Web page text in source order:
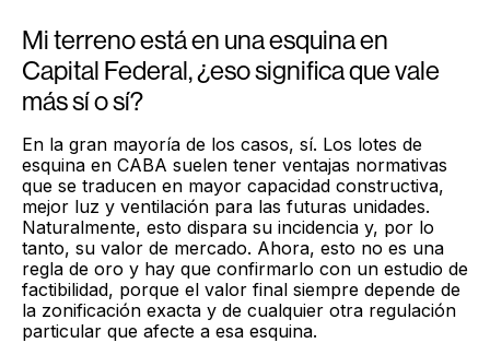
Mi terreno está en una esquina en
Capital Federal, ¿eso significa que vale
más sí o sí?
En la gran mayoría de los casos, sí. Los lotes de
esquina en CABA suelen tener ventajas normativas
que se traducen en mayor capacidad constructiva,
mejor luz y ventilación para las futuras unidades.
Naturalmente, esto dispara su incidencia y, por lo
tanto, su valor de mercado. Ahora, esto no es una
regla de oro y hay que confirmarlo con un estudio de
factibilidad, porque el valor final siempre depende de
la zonificación exacta y de cualquier otra regulación
particular que afecte a esa esquina.